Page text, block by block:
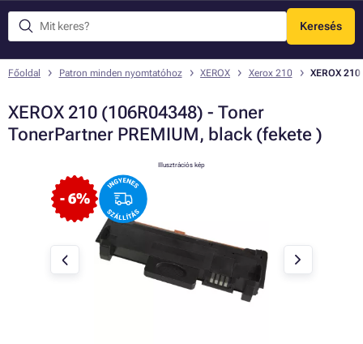
Keresés
Menü
Főoldal Patron minden nyomtatóhoz XEROX Xerox 210 XEROX
XEROX 210 (106R04348) - Toner
TonerPartner PREMIUM, black (fekete )
- 6%
Illusztrációs kép